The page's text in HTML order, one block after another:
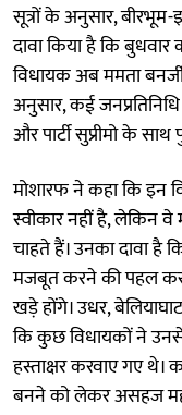
सूत्रों के अनुसार,
दावा किया है कि
विधायक अब ममता
अनुसार, कई
और पार्टी सुप्रीमो के
मोशारफ ने कहा कि इन
स्वीकार नहीं है, लेकिन वे
चाहते हैं। उनका दावा है
मजबूत करने की पहल
खड़े होंगे। उधर,
कि कुछ विधायकों ने
हस्ताक्षर करवाए गए
बनने को लेकर असहज